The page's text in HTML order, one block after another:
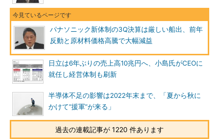
パナソニック新体制の3Q決算は厳しい船出、前年
反動と原材料価格高騰で大幅減益
日立は6年ぶりの売上高10兆円へ、小島氏がCEOに
就任し経営体制も刷新
半導体不足の影響は2022年末まで、「夏から秋に
かけて“援軍”が来る」
過去の連載記事が 1220 件あります